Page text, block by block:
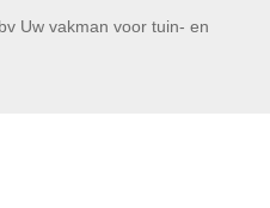
Uw vakman voor tuin- en